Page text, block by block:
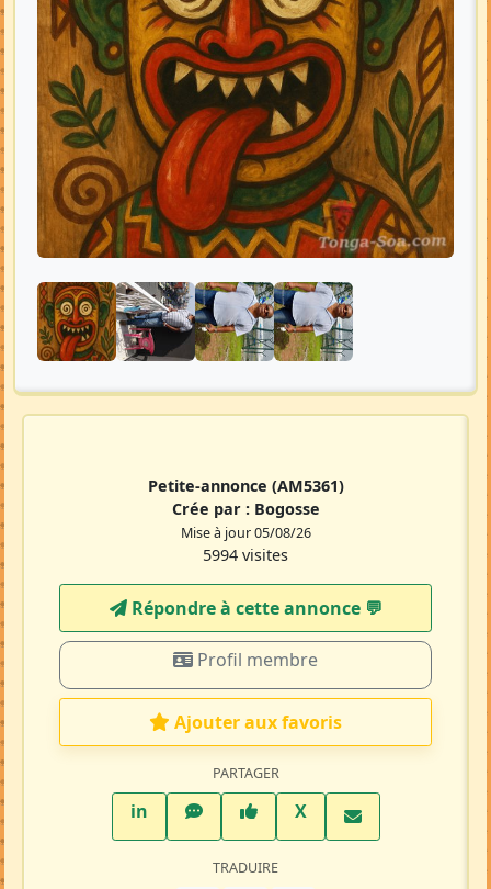
Petite-annonce (AM5361)
Crée par : Bogosse
Mise à jour 05/08/26
5994 visites
Répondre à cette annonce 💬​
Profil membre
Ajouter aux favoris
PARTAGER
inLinkedInWhatsAppFacebook
XTwitter X
TRADUIRE